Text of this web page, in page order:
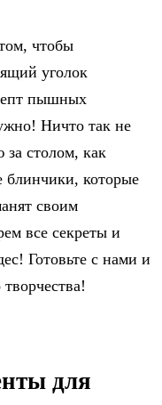
чтобы
уголок
пышных
Ничто так не
за столом, как
блинчики, которые
своим
все секреты и
Готовьте с нами и
для